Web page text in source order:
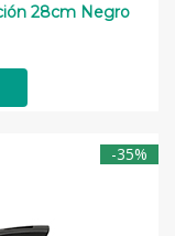
28cm Negro
-35%